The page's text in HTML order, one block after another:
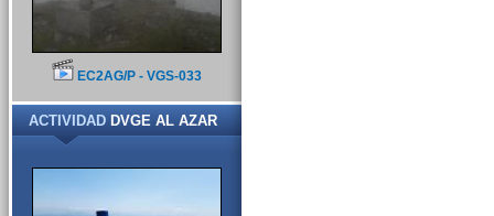
EC2AG/P - VGS-033
ACTIVIDADDVGE AL AZAR